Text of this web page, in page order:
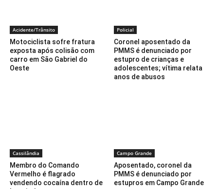
Acidente/Trânsito
Motociclista sofre fratura
exposta após colisão com
carro em São Gabriel do
Oeste
Policial
Coronel aposentado da
PMMS é denunciado por
estupro de crianças e
adolescentes; vítima relata
anos de abusos
Cassilândia
Membro do Comando
Vermelho é flagrado
vendendo cocaína dentro de
Campo Grande
Aposentado, coronel da
PMMS é denunciado por
estupros em Campo Grande